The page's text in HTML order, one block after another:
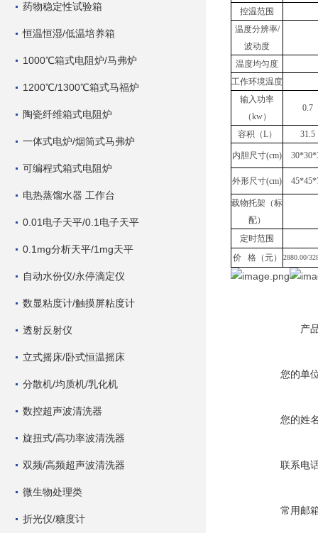
药物稳定性试验箱
恒温恒湿/低温培养箱
1000℃箱式电阻炉/马弗炉
1200℃/1300℃箱式马福炉
陶瓷纤维箱式电阻炉
一体式电炉/烟筒式马弗炉
可编程式箱式电阻炉
电热蒸馏水器 工作台
0.01电子天平/0.1电子天平
0.1mg分析天平/1mg天平
自动水份仪/永停滴定仪
数显粘度计/触摸屏粘度计
透射反射仪
立式摇床/卧式恒温摇床
分散机/均质机/乳化机
数控超声波清洗器
旋扭式/高功率波清洗器
双频/高频超声波清洗器
微生物处理类
折光仪/糖度计
控温范围
温度分辨率/
波动度
温度均匀度
工作环境温度
输入功率
（kw）
0.7
容积 （L） 31.5
内胆尺寸(cm)
外形尺寸(cm)
载物托架（标
配）
定时范围
价
格（元） 2880.00/
产
您的单
您的姓
联系电
常用邮